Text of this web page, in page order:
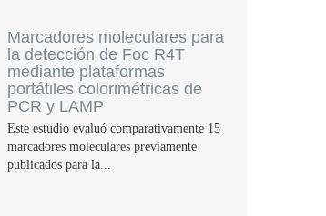
Marcadores moleculares para
la detección de Foc R4T
mediante plataformas
portátiles colorimétricas de
PCR y LAMP
Este estudio evaluó comparativamente 15
marcadores moleculares previamente
publicados para la...